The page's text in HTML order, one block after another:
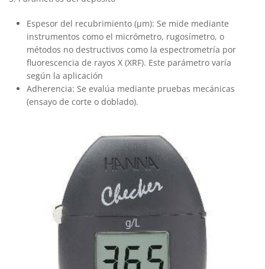
Espesor del recubrimiento (μm): Se mide mediante
instrumentos como el micrómetro, rugosímetro, o
métodos no destructivos como la espectrometría por
fluorescencia de rayos X (XRF). Este parámetro varía
según la aplicación
Adherencia: Se evalúa mediante pruebas mecánicas
(ensayo de corte o doblado).